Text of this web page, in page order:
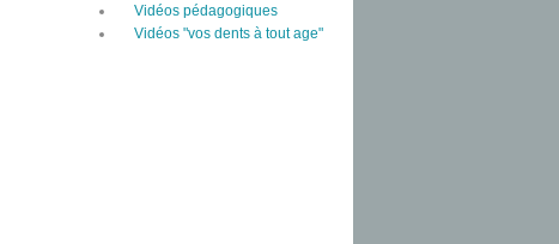
Vidéos pédagogiques
Vidéos "vos dents à tout age"